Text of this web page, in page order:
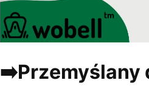
➡️Przemyślany